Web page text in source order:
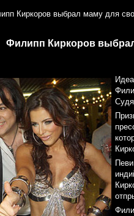
Киркоров выбрал маму для
Филипп Киркоров